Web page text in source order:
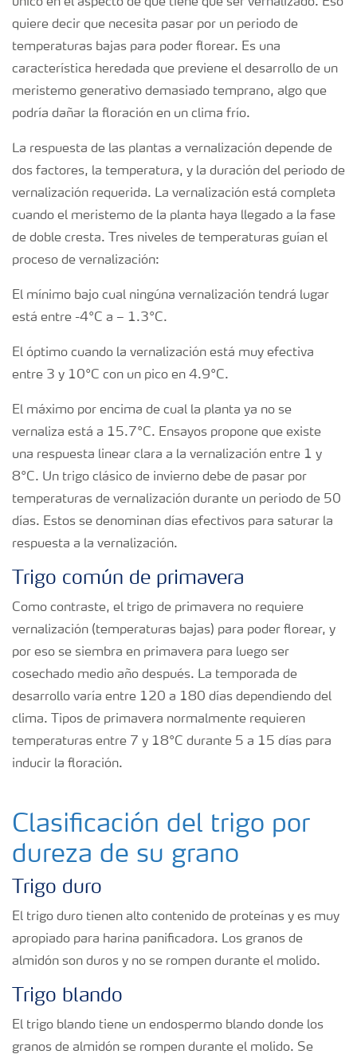
único en el aspecto de que tiene que ser vernalizado. Eso
quiere decir que necesita pasar por un periodo de
temperaturas bajas para poder florear. Es una
característica heredada que previene el desarrollo de un
meristemo generativo demasiado temprano, algo que
podría dañar la floración en un clima frío.
La respuesta de las plantas a vernalización depende de
dos factores, la temperatura, y la duración del periodo de
vernalización requerida. La vernalización está completa
cuando el meristemo de la planta haya llegado a la fase
de doble cresta. Tres niveles de temperaturas guían el
proceso de vernalización:
El mínimo bajo cual ningúna vernalización tendrá lugar
está entre -4°C a – 1.3°C.
El óptimo cuando la vernalización está muy efectiva
entre 3 y 10°C con un pico en 4.9°C.
El máximo por encima de cual la planta ya no se
vernaliza está a 15.7°C. Ensayos propone que existe
una respuesta linear clara a la vernalización entre 1 y
8°C. Un trigo clásico de invierno debe de pasar por
temperaturas de vernalización durante un periodo de 50
días. Estos se denominan días efectivos para saturar la
respuesta a la vernalización.
Trigo común de primavera
Como contraste, el trigo de primavera no requiere
vernalización (temperaturas bajas) para poder florear, y
por eso se siembra en primavera para luego ser
cosechado medio año después. La temporada de
desarrollo varía entre 120 a 180 días dependiendo del
clima. Tipos de primavera normalmente requieren
temperaturas entre 7 y 18°C durante 5 a 15 días para
inducir la floración.
Clasificación del trigo por
dureza de su grano
Trigo duro
El trigo duro tienen alto contenido de proteínas y es muy
apropiado para harina panificadora. Los granos de
almidón son duros y no se rompen durante el molido.
Trigo blando
El trigo blando tiene un endospermo blando donde los
granos de almidón se rompen durante el molido. Se